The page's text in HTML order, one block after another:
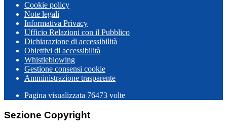
Cookie policy
Note legali
Informativa Privacy
Ufficio Relazioni con il Pubblico
Dichiarazione di accessibilità
Obiettivi di accessibilità
Whistleblowing
Gestione consensi cookie
Amministrazione trasparente
Pagina visualizzata 76473 volte
Sezione Copyright